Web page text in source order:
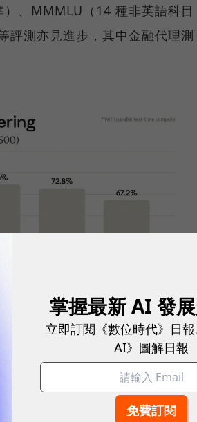
、MMMLU（14 種非英語科目
測亦見進步，其中金融代理測
OpenAI GPT-5 Codex 與 Google Gemini
掌握最新 AI 發
立即訂閱《數位時代》日
AI》圖解日報